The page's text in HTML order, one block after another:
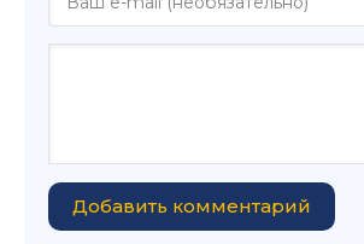
Добавить комментарий